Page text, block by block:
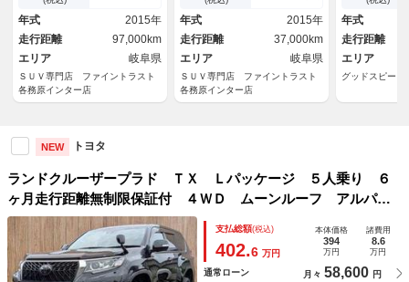
煙車 リフトアップ ヘッドレ
スト後席モニター 本革 フル
セグ クルーズコントロール
年式
2015年
走行距離
97,000km
エリア
岐阜県
ＳＵＶ専門店 ファイントラスト
各務原インター店
ル Ｂｌｕｅｔｏｏｔｈ シー
トヒーター 衝突軽減ブレー
キ クリアランスソナー ４Ｗ
Ｄ
年式
2015年
走行距離
37,000km
エリア
岐阜県
ＳＵＶ専門店 ファイントラスト
各務原インター店
ライブレコー
ド／オートハ
トフォグ
年式
走行距離
エリア
グッドスピー
NEW トヨタ
ランドクルーザープラド ＴＸ Ｌパッケージ ５人乗り ６
ヶ月走行距離無制限保証付 ４ＷＤ ムーンルーフ アルパイ
ン製１１インチナビ レーダークルーズコントロール ＬＥＤ
ヘッド 本革シート シートエアコン バックカメラ 衝突軽
減ブレーキ クリアランスソナー
支払総額(税込)
402.6 万円
本体価格
394
万円
諸費用
8.6
万円
通常ローン 月々 58,600 円